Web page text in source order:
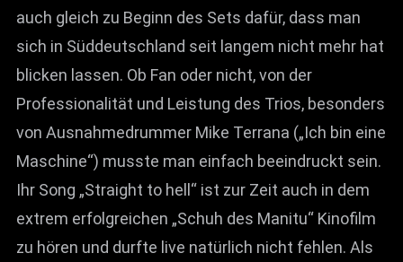
auch gleich zu Beginn des Sets dafür, dass man
sich in Süddeutschland seit langem nicht mehr hat
blicken lassen. Ob Fan oder nicht, von der
Professionalität und Leistung des Trios, besonders
von Ausnahmedrummer Mike Terrana („Ich bin eine
Maschine“) musste man einfach beeindruckt sein.
Ihr Song „Straight to hell“ ist zur Zeit auch in dem
extrem erfolgreichen „Schuh des Manitu“ Kinofilm
zu hören und durfte live natürlich nicht fehlen. Als